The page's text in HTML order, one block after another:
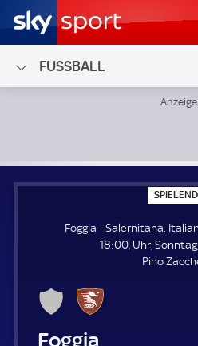
FUSSBALL
Foggia - Salernitana.
18:00, Uhr,
Pino
Foggia